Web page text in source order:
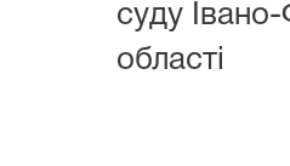
суду Івано-
області